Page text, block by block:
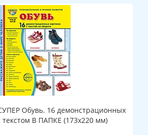
Обувь. 16 демонстрационных
текстом В ПАПКЕ (173х220 мм)